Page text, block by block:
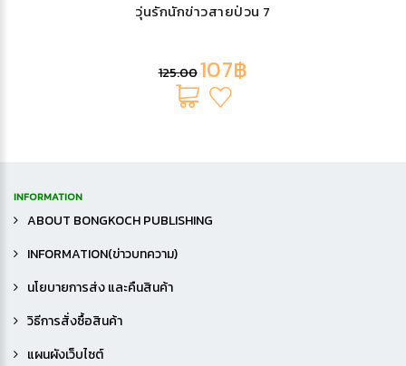
วุ่นรักนักข่าวสายป่วน 7
125.00107฿
INFORMATION
ABOUT BONGKOCH PUBLISHING
INFORMATION(ข่าวบทความ)
นโยบายการส่ง และคืนสินค้า
วิธีการสั่งซื้อสินค้า
แผนผังเว็บไซต์